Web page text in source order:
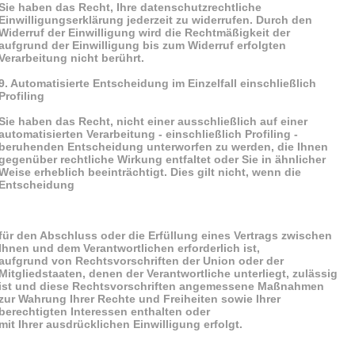
haben das Recht, Ihre datenschutzrechtliche
jederzeit zu widerrufen. Durch den
der Einwilligung wird die Rechtmäßigkeit der
der Einwilligung bis zum Widerruf erfolgten
nicht berührt.
Automatisierte Entscheidung im Einzelfall einschließlich
haben das Recht, nicht einer ausschließlich auf einer
Verarbeitung - einschließlich Profiling -
Entscheidung unterworfen zu werden, die Ihnen
rechtliche Wirkung entfaltet oder Sie in ähnlicher
erheblich beeinträchtigt. Dies gilt nicht, wenn die
den Abschluss oder die Erfüllung eines Vertrags zwischen
und dem Verantwortlichen erforderlich ist,
von Rechtsvorschriften der Union oder der
denen der Verantwortliche unterliegt, zulässig
und diese Rechtsvorschriften angemessene Maßnahmen
Wahrung Ihrer Rechte und Freiheiten sowie Ihrer
Interessen enthalten oder
Ihrer ausdrücklichen Einwilligung erfolgt.